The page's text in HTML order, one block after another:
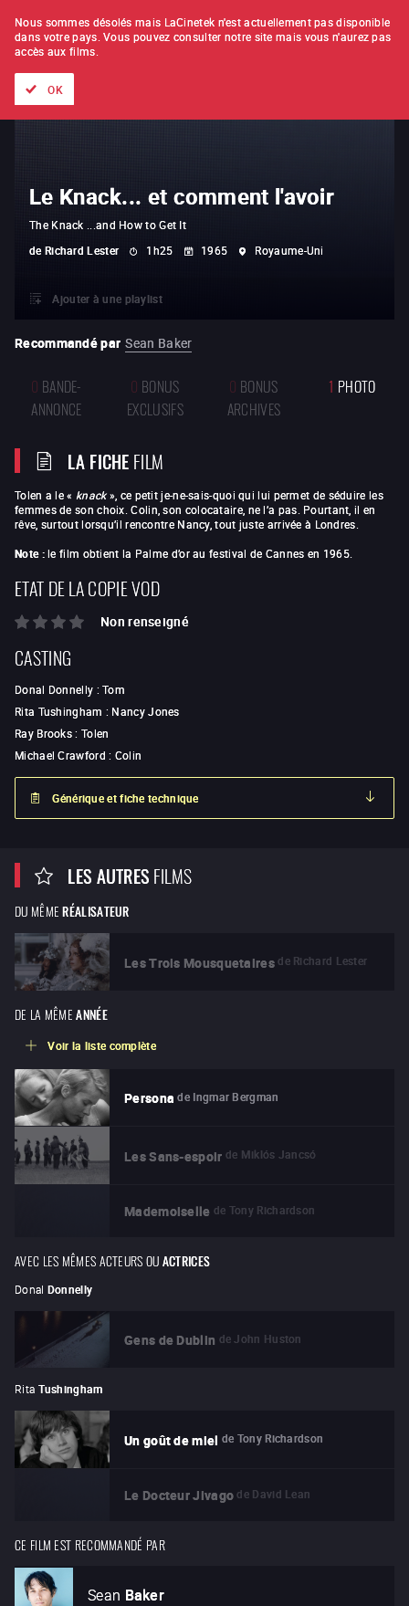
À L'UNITÉ ABONNEMENT
Le Knack... et comment l'avoir
The Knack ...and How to Get It
de Richard Lester 1h25 1965 Royaume-Uni
Ajouter à une playlist
Recommandé par Sean Baker
0 BANDE-
ANNONCE
0 BONUS
EXCLUSIFS
0 BONUS
ARCHIVES
1 PHOTO
LA FICHEFILM
Tolen a le « knack», ce petit je-ne-sais-quoi qui lui permet de séduire les
femmes de son choix. Colin, son colocataire, ne l’a pas. Pourtant, il en
rêve, surtout lorsqu’il rencontre Nancy, tout juste arrivée à Londres.
Note :le film obtient la Palme d’or au festival de Cannes en 1965.
ETAT DE LA COPIE VOD
Non renseigné
CASTING
Donal Donnelly :Tom
Rita Tushingham : Nancy Jones
Ray Brooks: Tolen
Michael Crawford : Colin
Générique et fiche technique
LES AUTRESFILMS
DU MÊME RÉALISATEUR
Les Trois Mousquetaires de Richard Lester
DE LA MÊME ANNÉE
Voir la liste complète
Persona de Ingmar Bergman
Les Sans-espoir de Miklós Jancsó
Mademoiselle de Tony Richardson
AVEC LES MÊMES ACTEURS OUACTRICES
Donal Donnelly
Gens de Dublin de John Huston
Rita Tushingham
Un goût de miel de Tony Richardson
Le Docteur Jivago de David Lean
CE FILM EST RECOMMANDÉ PAR
Sean Baker
Nous sommes désolés mais LaCinetek n'est actuellement pas disponible
dans votre pays. Vous pouvez consulter notre site mais vous n'aurez pas
accès aux films.
OK